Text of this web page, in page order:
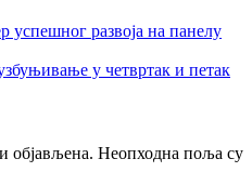
успешног развоја на панелу
у четвртак и петак
објављена. Неопходна поља су